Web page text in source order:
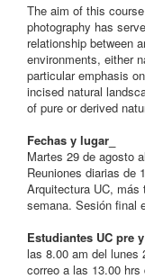
The aim of this
photography has
relationship between
environments, either
particular emphasis
incised natural
of pure or derived
Fechas y lugar_
Martes 29 de agosto
Reuniones diarias de
Arquitectura UC, más
semana. Sesión final
Estudiantes UC pre
las 8.00 am del lunes
correo a las 13.00